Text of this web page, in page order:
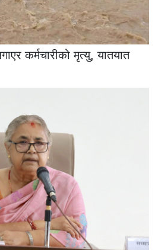
कर्मचारीको मृत्यु, यातयात